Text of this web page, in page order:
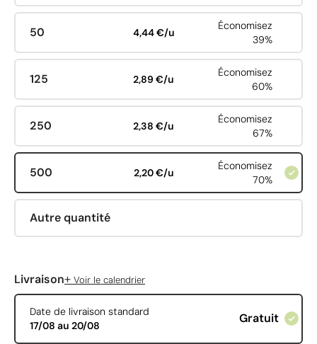
50 4,44 €/u
Économisez
39%
125 2,89 €/u
Économisez
60%
250 2,38 €/u
Économisez
67%
500 2,20 €/u
Économisez
70%
Autre quantité
Livraison+ Voir le calendrier
Date de livraison standard
17/08 au 20/08
Gratuit